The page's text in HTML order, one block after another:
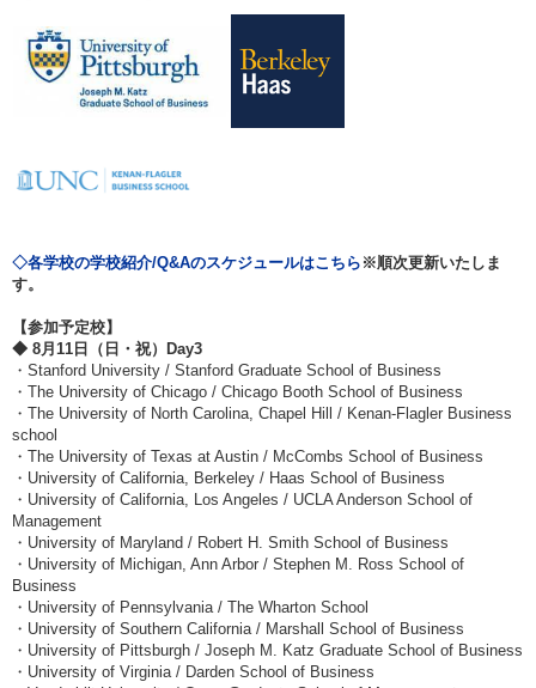
◇各学校の学校紹介/Q&Aのスケジュールはこちら ※順次更新いたしま
す。
【参加予定校】
◆ 8月11日（日・祝）Day3
・Stanford University / Stanford Graduate School of Business
・The University of Chicago / Chicago Booth School of Business
・The University of North Carolina, Chapel Hill / Kenan-Flagler Business
school
・The University of Texas at Austin / McCombs School of Business
・University of California, Berkeley / Haas School of Business
・University of California, Los Angeles / UCLA Anderson School of
Management
・University of Maryland / Robert H. Smith School of Business
・University of Michigan, Ann Arbor / Stephen M. Ross School of
Business
・University of Pennsylvania / The Wharton School
・University of Southern California / Marshall School of Business
・University of Pittsburgh / Joseph M. Katz Graduate School of Business
・University of Virginia / Darden School of Business